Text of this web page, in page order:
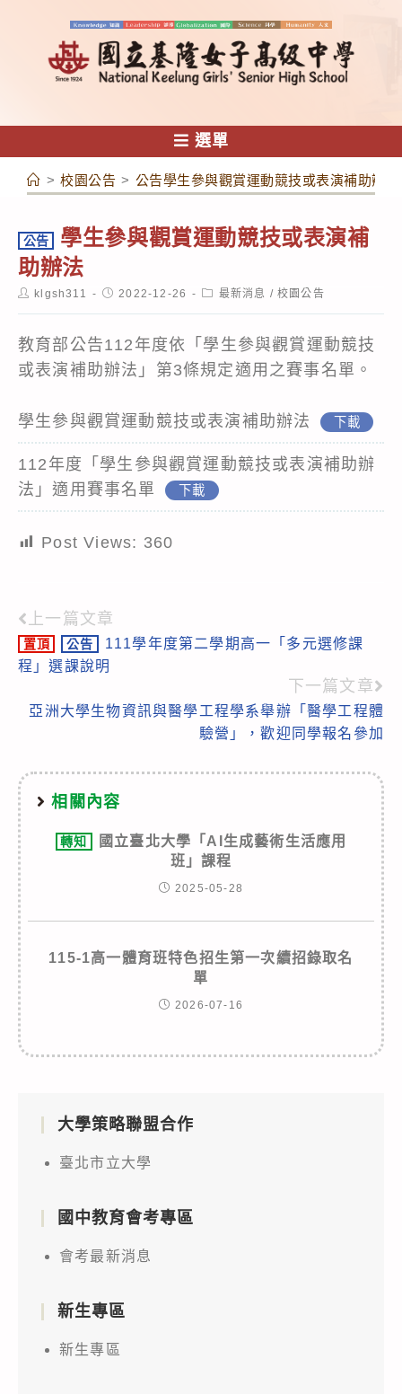
容
選單
> 校園公告 > 公告學生參與觀賞運動競技或表演補助辦法
公告
學生參與觀賞運動競技或表演補
助辦法
Postklgsh311
Post2022-12-26
Post最新消息 / 校園公告
教育部公告112年度依「學生參與觀賞運動競技
或表演補助辦法」第3條規定適用之賽事名單。
學生參與觀賞運動競技或表演補助辦法 下載
112年度「學生參與觀賞運動競技或表演補助辦
法」適用賽事名單
下載
Post Views: 360
Read
more
上一篇文章
置頂 公告
111學年度第二學期高一「多元選修課
程」選課說明
下一篇文章
亞洲大學生物資訊與醫學工程學系舉辦「醫學工程體
驗營」，歡迎同學報名參加
相關內容
轉知
國立臺北大學「AI生成藝術生活應用
班」課程
2025-05-28
115-1高一體育班特色招生第一次續招錄取名
單
2026-07-16
大學策略聯盟合作
臺北市立大學
國中教育會考專區
會考最新消息
新生專區
新生專區